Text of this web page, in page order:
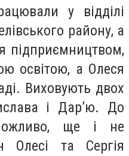
у відділі
району, а
підприємництвом,
освітою, а Олеся
Виховують двох
і Дар’ю. До
ще і не
Олесі та Сергія